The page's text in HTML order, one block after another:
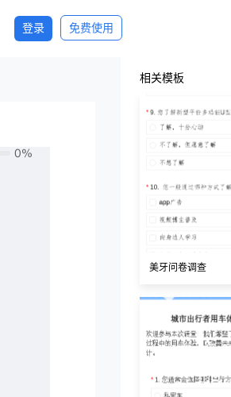
登录 免费使用
相关模板
美牙问卷调查